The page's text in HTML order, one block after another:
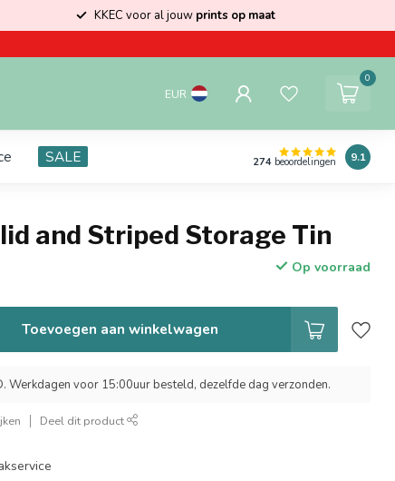
KKEC voor al jouw prints op maat
EUR
0
SALE 274 beoordelingen 9.1
and Striped Storage Tin
Op voorraad
Toevoegen aan winkelwagen
Werkdagen voor 15:00uur besteld, dezelfde dag verzonden.
Deel dit product